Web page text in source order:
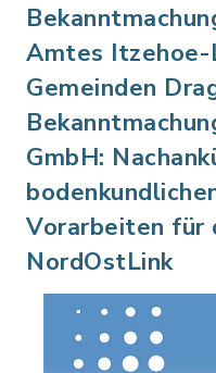
Amtes Itzehoe-
Gemeinden
GmbH:
Vorarbeiten für
NordOstLink